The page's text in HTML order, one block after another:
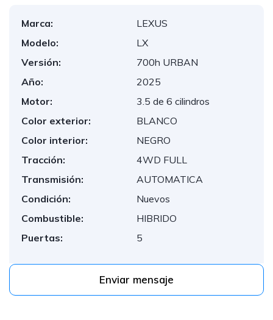
Marca:
LEXUS
Modelo:
LX
Versión:
700h URBAN
Año:
2025
Motor:
3.5 de 6 cilindros
Color exterior:
BLANCO
Color interior:
NEGRO
Tracción:
4WD FULL
Transmisión:
AUTOMATICA
Condición:
Nuevos
Combustible:
HIBRIDO
Puertas:
5
Enviar mensaje